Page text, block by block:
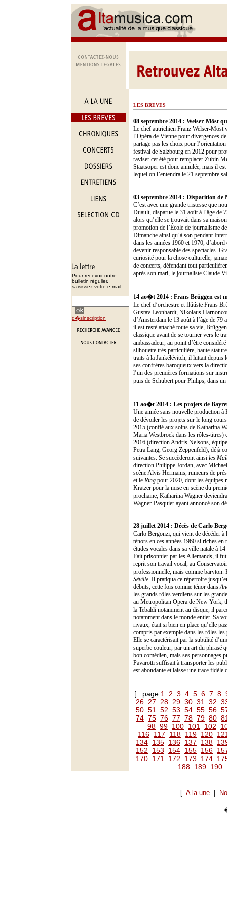
Pour recevoir notre
bulletin régulier,
saisissez votre e-mail :
d�sinscription
LES BREVES
08 septembre 2014 : Welser-Möst
Le chef autrichien Franz Welser-Möst
l’Opéra de Vienne pour divergences
partage pas les choix pour
festival de Salzbourg en 2012 pour
raviser cet été pour remplacer Zubin
Staatsoper est donc annulée, mais il
lequel on l’entendra le 21 septembre
03 septembre 2014 : Disparition de
C’est avec une grande tristesse que
Duault, disparue le 31 août à l’âge de
alors qu’elle se trouvait dans sa
promotion de l’École de journalisme
Dimanche ainsi qu’à son pendant
dans les années 1960 et 1970,
devenir responsable des spectacles.
curiosité pour la chose culturelle,
de concerts, défendant tout
après son mari, le journaliste Claude
14 ao�t 2014 : Frans Brüggen est
Le chef d’orchestre et flûtiste Frans
Gustav Leonhardt, Nikolaus
d’Amsterdam le 13 août à l’âge de 79
il est resté attaché toute sa vie,
classique avant de se tourner vers le
ambassadeur, au point d’être
silhouette très particulière, haute
traits à la Jankélévitch, il luttait depuis
ses confrères baroqueux vers la
l’un des premières formations sur
puis de Schubert pour Philips, dans
11 ao�t 2014 : Les projets de
Une année sans nouvelle production
de dévoiler les projets sur le long
2015 (confié aux soins de Katharina
Maria Westbroek dans les rôles-titres)
2016 (direction Andris Nelsons,
Petra Lang, Georg Zeppenfeld), déjà
suivantes. Se succèderont ainsi les
direction Philippe Jordan, avec
scène Alvis Hermanis, rumeurs de
et le Ring pour 2020, dont les équipes
Kratzer pour la mise en scène du
prochaine, Katharina Wagner
Wagner-Pasquier ayant annoncé son
28 juillet 2014 : Décès de Carlo
Carlo Bergonzi, qui vient de décéder à
ténors en ces années 1960 si riches
études vocales dans sa ville natale à
Fait prisonnier par les Allemands, il
reprit son travail vocal, au
professionnelle, mais comme
Séville. Il pratiqua ce répertoire
débuts, cette fois comme ténor dans
les grands rôles verdiens sur les
au Metropolitan Opera de New York,
la Tebaldi notamment au disque, il
notamment dans le monde entier. Sa
rivaux, était si bien en place qu’elle
compris par exemple dans les rôles
Elle se caractérisait par la subtilité
superbe couleur, par un art du phrasé
bon comédien, mais ses personnages
Pavarotti suffisait à transporter les
est abondante et laisse une trace
[ page 1 2 3 4 5 6 7 8
26 27 28 29 30 31 32
50 51 52 53 54 55 56
74 75 76 77 78 79 80
98 99 100 101 102
116 117 118 119 120
134 135 136 137 138
152
153 154 155 156
170 171 172 173 174
188 189 190
[ A la une|